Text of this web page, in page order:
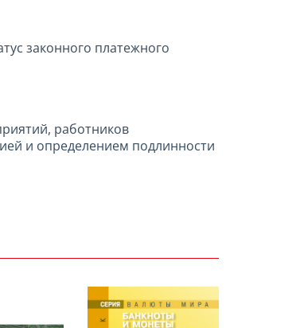
законного платежного
работников
и определением подлинности